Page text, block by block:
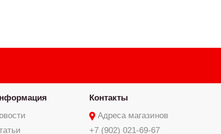
Контакты
Адреса магазинов
+7 (902) 021-69-67